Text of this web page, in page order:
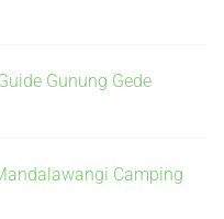
Gunung Gede
Camping